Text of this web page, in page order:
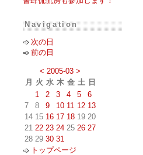
Navigation
次の日
前の日
< 2005-03 >
月
火 水 木 金 土 日
1
2 3 4 5
6
7
8 9 10 11 12 13
14 15 16 17 18 19 20
21 22 23 24 25 26 27
28 29 30 31
トップページ